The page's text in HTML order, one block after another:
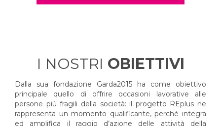
I NOSTRI OBIETTIVI
Dalla sua fondazione Garda2015 ha come obiettivo
principale quello di offrire occasioni lavorative alle
persone più fragili della società: il progetto REplus ne
rappresenta un momento qualificante, perché integra
ed amplifica il raggio d’azione delle attività della